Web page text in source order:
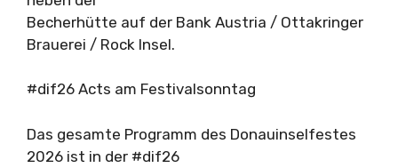
Becherhütte auf der Bank Austria / Ottakringer
Brauerei / Rock Insel.
#dif26 Acts am Festivalsonntag
Das gesamte Programm des Donauinselfestes
2026 ist in der #dif26